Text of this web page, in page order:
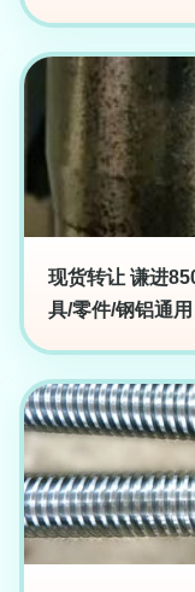
现货转让 谦进
具/零件/钢铝通